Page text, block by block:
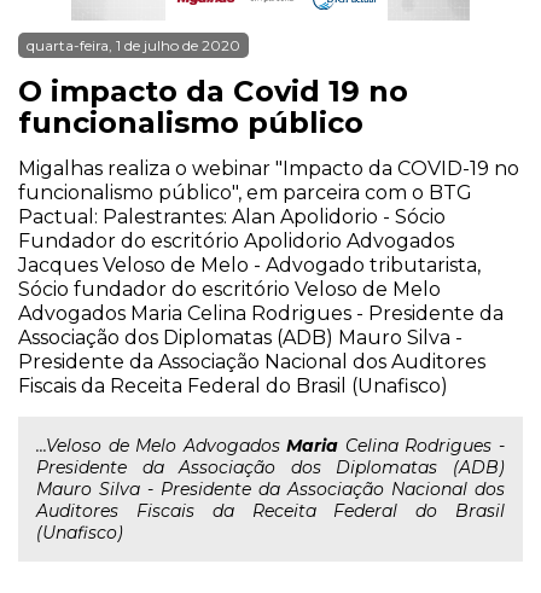
quarta-feira, 1 de julho de 2020
O impacto da Covid 19 no
funcionalismo público
Migalhas realiza o webinar "Impacto da COVID-19 no
funcionalismo público", em parceira com o BTG
Pactual: Palestrantes: Alan Apolidorio - Sócio
Fundador do escritório Apolidorio Advogados
Jacques Veloso de Melo - Advogado tributarista,
Sócio fundador do escritório Veloso de Melo
Advogados Maria Celina Rodrigues - Presidente da
Associação dos Diplomatas (ADB) Mauro Silva -
Presidente da Associação Nacional dos Auditores
Fiscais da Receita Federal do Brasil (Unafisco)
...Veloso de Melo AdvogadosMaria Celina Rodrigues -
Presidente da Associação dos Diplomatas (ADB)
Mauro Silva - Presidente da Associação Nacional dos
Auditores Fiscais da Receita Federal do Brasil
(Unafisco)